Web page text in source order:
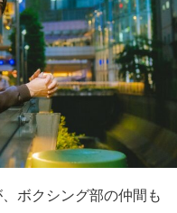
ボクシング部の仲間も